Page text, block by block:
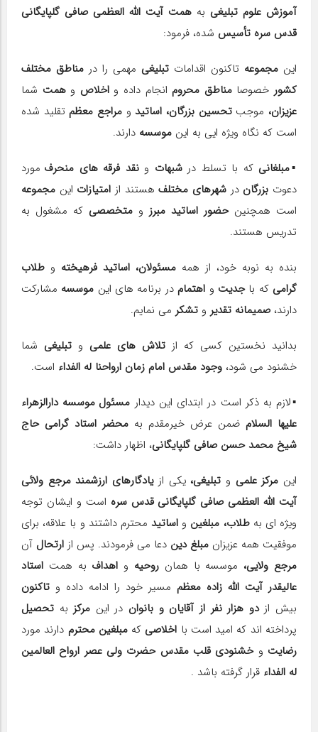
آموزش علوم تبلیغی به همت آیت الله العظمی صافی گلپایگانی
قدس سره تأسیس شده، فرمود:
این مجموعه تاکنون اقدامات تبلیغی مهمی را در مناطق مختلف
کشورخصوصامناطق محرومانجام داده واخلاص وهمت شما
عزیزان، موجبتحسین بزرگان، اساتیدو مراجع معظمتقلید شده
است که نگاه ویژه ایی به این موسسه دارند.
▪️مبلغانی که با تسلط درشبهات ونقد فرقه های منحرف مورد
دعوت بزرگان در شهرهای مختلفهستند از امتیازات این مجموعه
است همچنینحضور اساتید مبرز و متخصصی که مشغول به
تدریس هستند.
بنده به نوبه خود، از همه مسئولان، اساتید فرهیخته و طلاب
گرامی که باجدیت و اهتمامدر برنامه های این موسسه مشارکت
دارند، صمیمانه تقدیر و تشکر می نمایم.
بدانید نخستین کسی که از تلاش های علمی و تبلیغی شما
خشنود می شود، وجود مقدس امام زمان ارواحنا له الفداء است.
▪️لازم به ذکر است در ابتدای این دیدار مسئول موسسه دارالزهراء
علیها السلام ضمن عرض خیرمقدم به محضر استاد گرامی حاج
شیخ محمد حسن صافی گلپایگانی، اظهار داشت:
این مرکز علمی و تبلیغی، یکی ازیادگارهای ارزشمند مرجع ولائی
آیت الله العظمی صافی گلپایگانی قدس سره است و ایشان توجه
ویژه ای بهطلاب، مبلغین و اساتید محترم داشتند و با علاقه، برای
موفقیت همه عزیزان مبلغ دین دعا می فرمودند. پس از ارتحال آن
مرجع ولایی، موسسه با همان روحیه و اهداف به همت استاد
عالیقدر آیت الله زاده معظم مسیر خود را ادامه داده و تاکنون
بیش ازدو هزار نفر از آقایان و بانوان در این مرکزبه تحصیل
پرداخته اند که امید است با اخلاصی کهمبلغین محترم دارند مورد
رضایت وخشنودی قلب مقدس حضرت ولی عصر ارواح العالمین
له الفداء قرار گرفته باشد .